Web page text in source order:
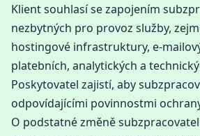
Klient souhlasí se zapojením
nezbytných pro provoz služby,
hostingové infrastruktury, e-
platebních, analytických a
Poskytovatel zajistí, aby
odpovídajícími povinnostmi
O podstatné změně